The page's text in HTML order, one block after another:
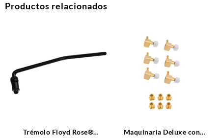
Productos relacionados
Trémolo Floyd Rose®
Maquinaria Deluxe con